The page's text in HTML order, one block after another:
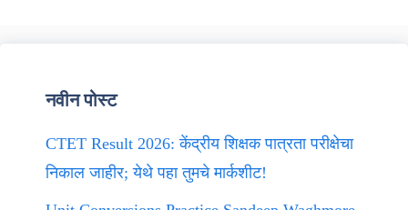
नवीन पोस्ट
CTET Result 2026: केंद्रीय शिक्षक पात्रता परीक्षेचा
निकाल जाहीर; येथे पहा तुमचे मार्कशीट!